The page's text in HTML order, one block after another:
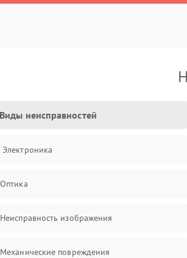
Виды неисправностей
Электроника
Оптика
Неисправность изображения
Механические повреждения